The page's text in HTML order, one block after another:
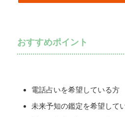
おすすめポイント
電話占いを希望している方
未来予知の鑑定を希望して